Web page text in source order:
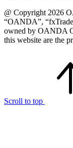
@ Copyright 2026
“OANDA”,
owned by OANDA
this website are the
Scroll to top